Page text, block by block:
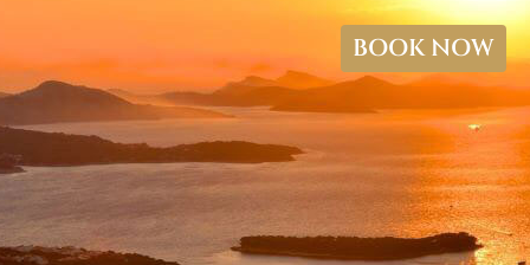
BOOK NOW